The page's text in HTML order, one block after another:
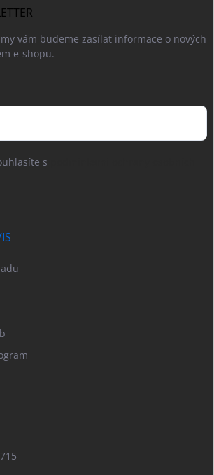
vám budeme zasílat informace o nových
e-shopu.
s